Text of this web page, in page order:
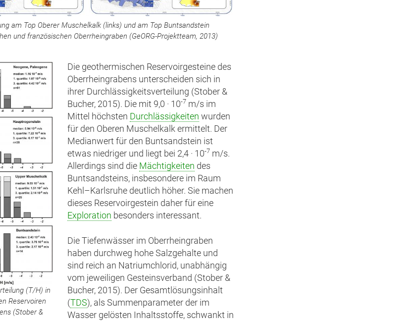
am Top Oberer Muschelkalk (links) und am Top Buntsandstein
und französischen Oberrheingraben (GeORG-Projektteam, 2013)
(T/H) in
Reservoiren
(Stober &
Die geothermischen Reservoirgesteine des
Oberrheingrabens unterscheiden sich in
ihrer Durchlässigkeitsverteilung (Stober &
Bucher, 2015). Die mit 9,0 · 10-7 m/s im
Mittel höchsten Durchlässigkeiten wurden
für den Oberen Muschelkalk ermittelt. Der
Medianwert für den Buntsandstein ist
etwas niedriger und liegt bei 2,4 · 10-7 m/s.
Allerdings sind die Mächtigkeiten des
Buntsandsteins, insbesondere im Raum
Kehl–Karlsruhe deutlich höher. Sie machen
dieses Reservoirgestein daher für eine
Exploration besonders interessant.
Die Tiefenwässer im Oberrheingraben
haben durchweg hohe Salzgehalte und
sind reich an Natriumchlorid, unabhängig
vom jeweiligen Gesteinsverband (Stober &
Bucher, 2015). Der Gesamtlösungsinhalt
(TDS), als Summenparameter der im
Wasser gelösten Inhaltsstoffe, schwankt in